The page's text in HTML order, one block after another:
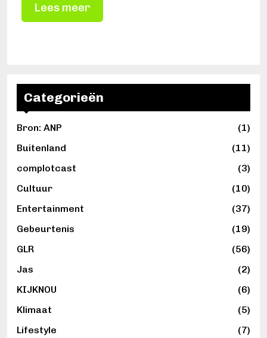
Categorieën
Bron: ANP
(1)
Buitenland
(11)
complotcast
(3)
Cultuur
(10)
Entertainment
(37)
Gebeurtenis
(19)
GLR
(56)
Jas
(2)
KIJKNOU
(6)
Klimaat
(5)
Lifestyle
(7)
Lees meer